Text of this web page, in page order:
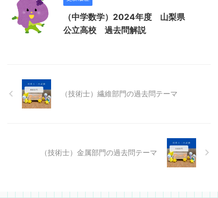
（中学数学）2024年度 山梨県
公立高校 過去問解説
（技術士）繊維部門の過去問テーマ
（技術士）金属部門の過去問テーマ